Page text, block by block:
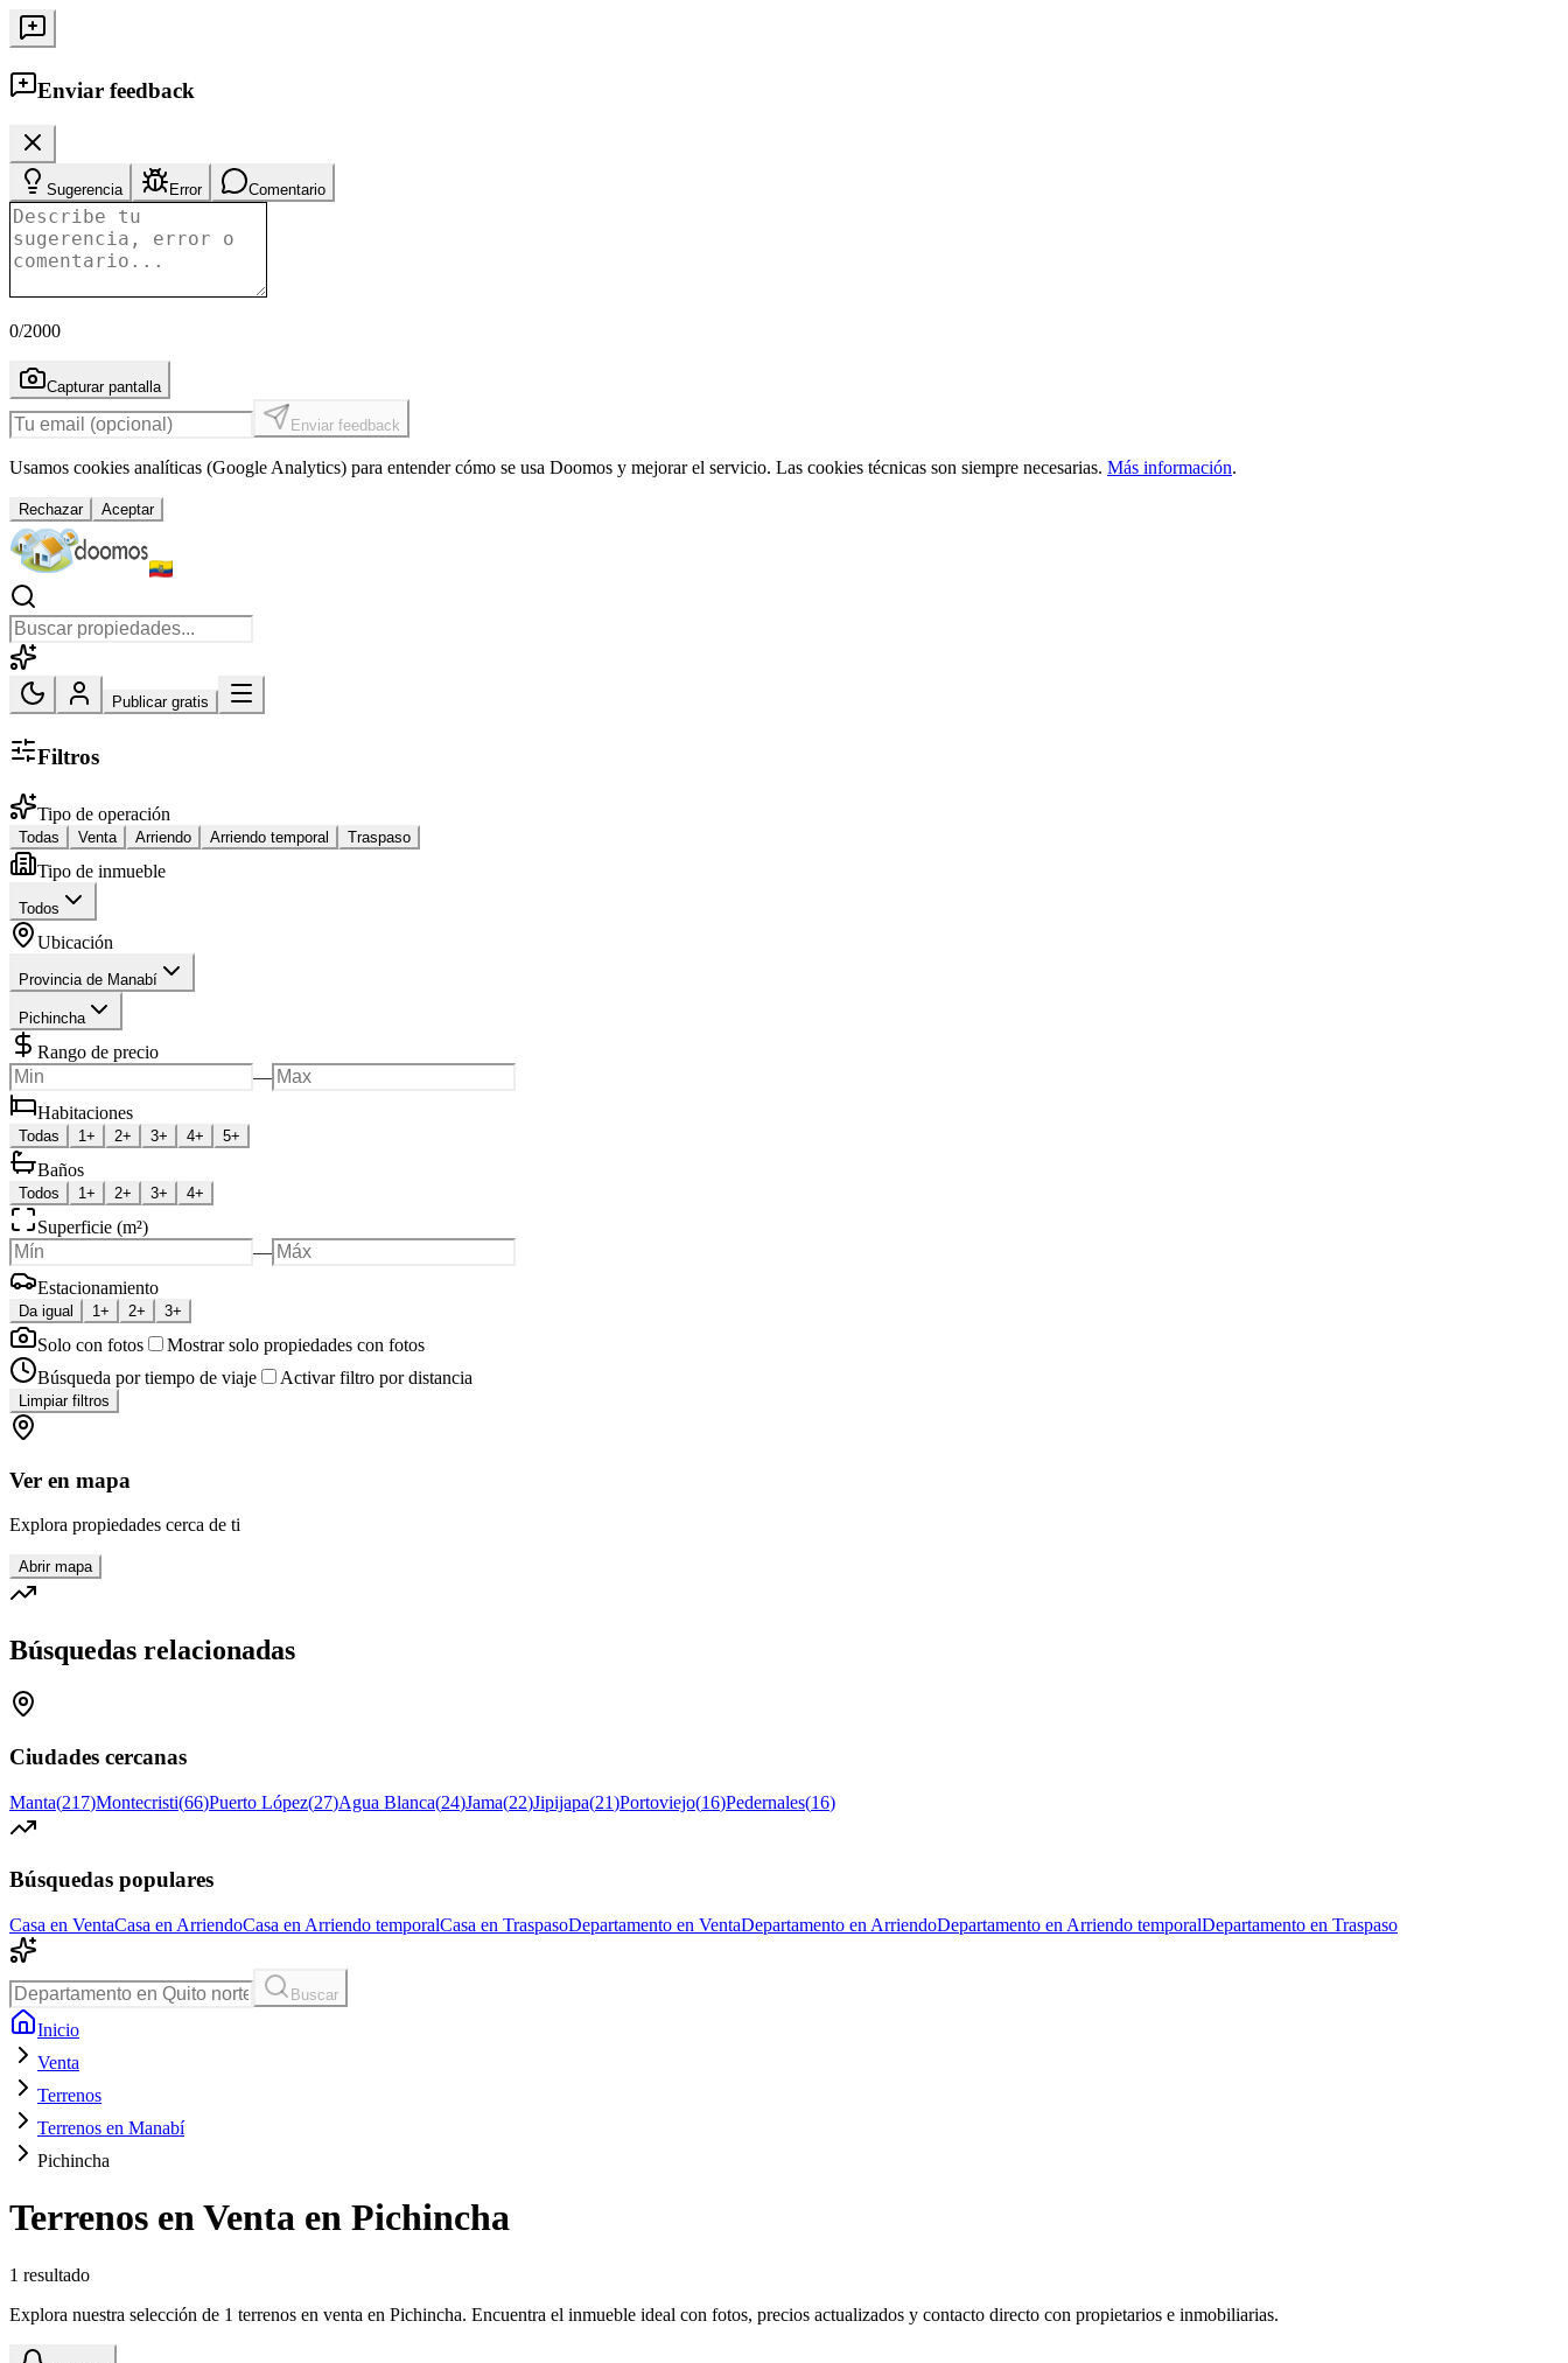
Enviar feedback
Sugerencia Error Comentario
0/2000
Capturar pantalla
Enviar feedback
Usamos cookies analíticas (Google Analytics) para entender cómo se usa Doomos y mejorar el servicio. Las cookies técnicas son siempre necesarias. Más información.
Rechazar Aceptar
Publicar gratis
Filtros
Tipo de operación
Todas Venta Arriendo Arriendo temporal Traspaso
Tipo de inmueble
Todos
Ubicación
Provincia de Manabí
Pichincha
Rango de precio
—
Habitaciones
Todas 1+ 2+ 3+ 4+ 5+
Baños
Todos 1+ 2+ 3+ 4+
Superficie (m²)
—
Estacionamiento
Da igual 1+ 2+ 3+
Solo con fotos
Mostrar solo propiedades con fotos
Búsqueda por tiempo de viaje
Activar filtro por distancia
Limpiar filtros
Ver en mapa
Explora propiedades cerca de ti
Abrir mapa
Búsquedas relacionadas
Ciudades cercanas
Manta(217)Montecristi(66)Puerto López(27)Agua Blanca(24)Jama(22)Jipijapa(21)Portoviejo(16)Pedernales(16)
Búsquedas populares
Casa en VentaCasa en ArriendoCasa en Arriendo temporalCasa en TraspasoDepartamento en VentaDepartamento en ArriendoDepartamento en Arriendo temporalDepartamento en Traspaso
Buscar
Inicio
Venta
Terrenos
Terrenos en Manabí
Pichincha
Terrenos en Venta en Pichincha
1 resultado
Explora nuestra selección de 1 terrenos en venta en Pichincha. Encuentra el inmueble ideal con fotos, precios actualizados y contacto directo con propietarios e inmobiliarias.